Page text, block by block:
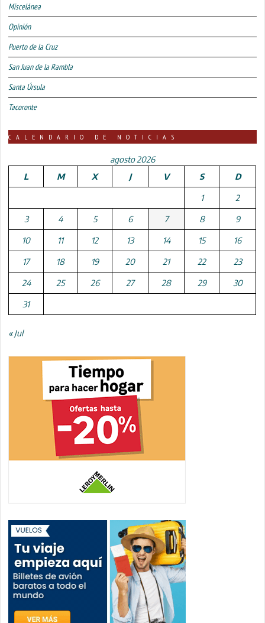
Miscelánea
Opinión
Puerto de la Cruz
San Juan de la Rambla
Santa Úrsula
Tacoronte
CALENDARIO DE NOTICIAS
agosto 2026
L
M X J V S D
1 2
3 4 5 6 7 8 9
10 11 12 13 14 15 16
17 18 19 20 21 22 23
24 25 26 27 28 29 30
31
« Jul